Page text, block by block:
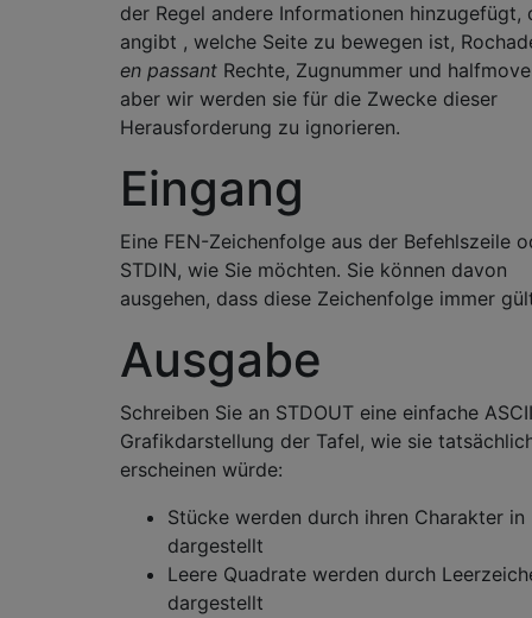
der Regel andere Informationen hinzugefügt,
angibt , welche Seite zu bewegen ist,
en passant Rechte, Zugnummer und
aber wir werden sie für die Zwecke dieser
Herausforderung zu ignorieren.
Eingang
Eine FEN-Zeichenfolge aus der Befehlszeile
STDIN, wie Sie möchten. Sie können davon
ausgehen, dass diese Zeichenfolge immer
Ausgabe
Schreiben Sie an STDOUT eine einfache
Grafikdarstellung der Tafel, wie sie
erscheinen würde:
Stücke werden durch ihren Charakter in
dargestellt
Leere Quadrate werden durch
dargestellt